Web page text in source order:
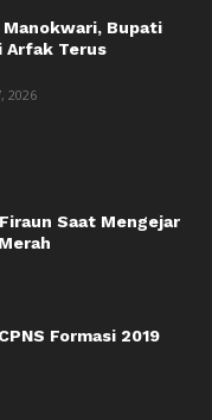
Bupati
Arfak Terus
2026
Saat Mengejar
Formasi 2019